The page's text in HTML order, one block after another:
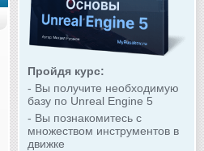
Пройдя курс:
- Вы получите необходимую
базу по Unreal Engine 5
- Вы познакомитесь с
множеством инструментов в
движке